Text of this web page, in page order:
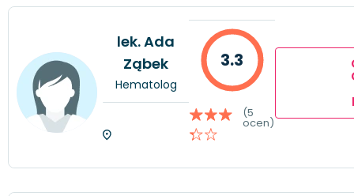
lek. Ada
Ząbek
Hematolog
3.3
(5
ocen)